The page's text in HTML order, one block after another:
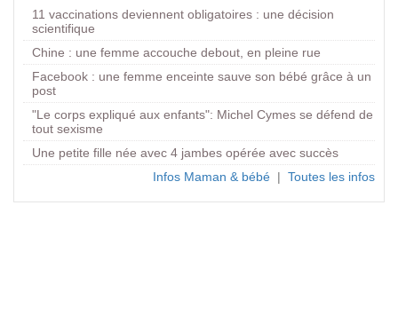
11 vaccinations deviennent obligatoires : une décision
scientifique
Chine : une femme accouche debout, en pleine rue
Facebook : une femme enceinte sauve son bébé grâce à un
post
"Le corps expliqué aux enfants": Michel Cymes se défend de
tout sexisme
Une petite fille née avec 4 jambes opérée avec succès
Infos Maman & bébé | Toutes les infos